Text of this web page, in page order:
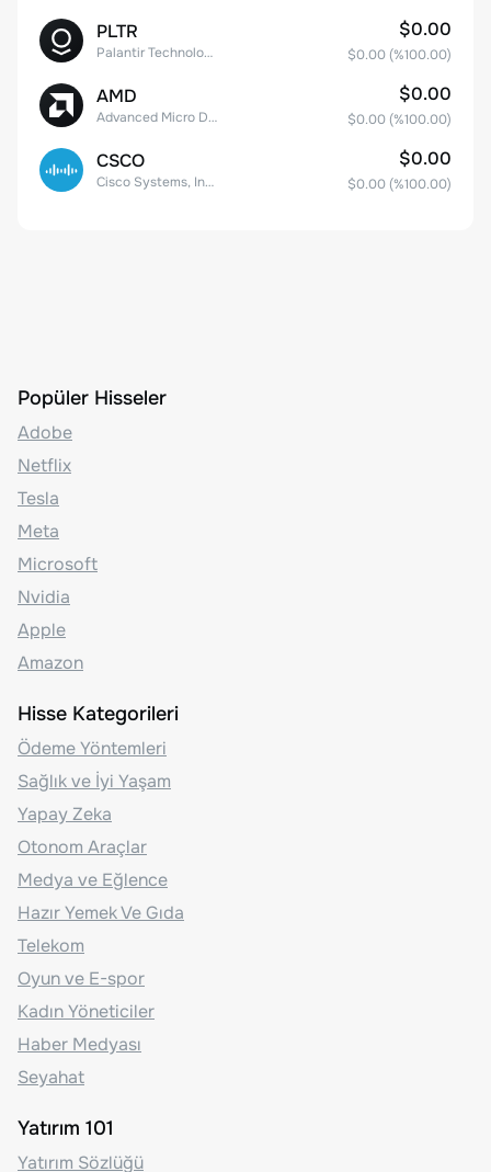
PLTR
Palantir Technologies Inc. Class A Common Stock
$0.00
$0.00 (%100.00)
AMD
Advanced Micro Devices
$0.00
$0.00 (%100.00)
CSCO
Cisco Systems, Inc. Common Stock (DE)
$0.00
$0.00 (%100.00)
Popüler Hisseler
Adobe
Netflix
Tesla
Meta
Microsoft
Nvidia
Apple
Amazon
Hisse Kategorileri
Ödeme Yöntemleri
Sağlık ve İyi Yaşam
Yapay Zeka
Otonom Araçlar
Medya ve Eğlence
Hazır Yemek Ve Gıda
Telekom
Oyun ve E-spor
Kadın Yöneticiler
Haber Medyası
Seyahat
Yatırım 101
Yatırım Sözlüğü